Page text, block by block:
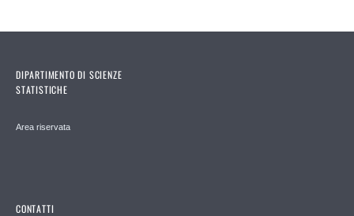
DIPARTIMENTO DI SCIENZE
STATISTICHE
Area riservata
CONTATTI